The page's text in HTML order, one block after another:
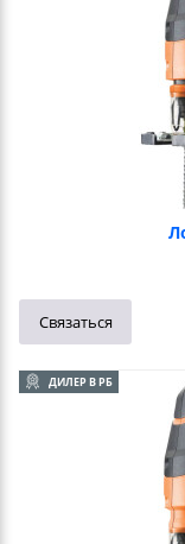
Связаться
ДИЛЕР В РБ